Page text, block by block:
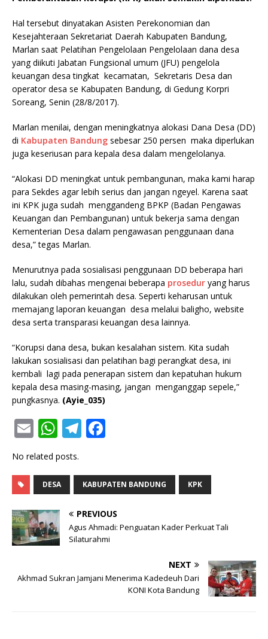
A
p
p
ra
m
b
o
o
k
Hal tersebut dinyatakan Asisten Perekonomian dan
Kesejahteraan Sekretariat Daerah Kabupaten Bandung,
Marlan saat Pelatihan Pengelolaan Pengelolaan dana desa
yang diikuti Jabatan Fungsional umum (JFU) pengelola
keuangan desa tingkat kecamatan, Sekretaris Desa dan
operator desa se Kabupaten Bandung, di Gedung Korpri
Soreang, Senin (28/8/2017).
Marlan menilai, dengan meningkatnya alokasi Dana Desa (DD)
di Kabupaten Bandung sebesar 250 persen maka diperlukan
juga keseriusan para kepala desa dalam mengelolanya.
“Alokasi DD meningkat untuk pembangunan, maka kami harap
para Sekdes agar lebih serius dan jangan ngeyel. Karena saat
ini KPK juga sudah menggandeng BPKP (Badan Pengawas
Keuangan dan Pembangunan) untuk bekerja sama dengan
Kementerian Desa dalam pengawasan penggunaan dana
desa,” tegas Marlan.
Menurutnya pada sosialisasi penggunaan DD beberapa hari
lalu, sudah dibahas mengenai beberapa prosedur yang harus
dilakukan oleh pemerintah desa. Seperti keharusan untuk
memajang laporan keuangan desa melalui baligho, website
desa serta transparasi keuangan desa lainnya.
“Korupsi dana desa, bukan kesalahan sistem. Kita sudah
lakukan sosialisasi dan pelatihan bagi perangkat desa, ini
kembali lagi pada penerapan sistem dan kepatuhan hukum
kepala desa masing-masing, jangan menganggap sepele,”
pungkasnya. (Ayie_035)
E
m
ai
W
at
s
A
p
p
T
g
ra
m
e
b
o
o
No related posts.
DESA KABUPATEN BANDUNG KPK
PREVIOUS
Agus Ahmadi: Penguatan Kader Perkuat Tali
Silaturahmi
NEXT
Akhmad Sukran Jamjani Menerima Kadedeuh Dari
KONI Kota Bandung